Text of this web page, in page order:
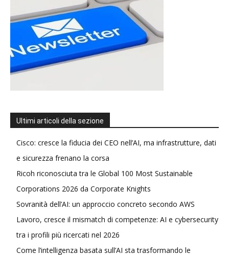
Ultimi articoli della sezione
Cisco: cresce la fiducia dei CEO nell’AI, ma infrastrutture, dati
e sicurezza frenano la corsa
Ricoh riconosciuta tra le Global 100 Most Sustainable
Corporations 2026 da Corporate Knights
Sovranità dell’AI: un approccio concreto secondo AWS
Lavoro, cresce il mismatch di competenze: AI e cybersecurity
tra i profili più ricercati nel 2026
Come l’intelligenza basata sull’AI sta trasformando le